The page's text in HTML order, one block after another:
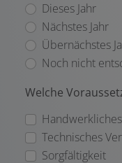
Dieses Jahr
Nächstes Jahr
Übernächstes
Noch nicht
Welche
Technisches
Sorgfältigkeit